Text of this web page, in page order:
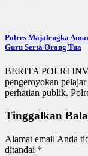
Polres Majalengka
Guru Serta Orang Tua
BERITA POLRI
pengeroyokan
perhatian publik.
Tinggalkan
Alamat email Anda
ditandai *